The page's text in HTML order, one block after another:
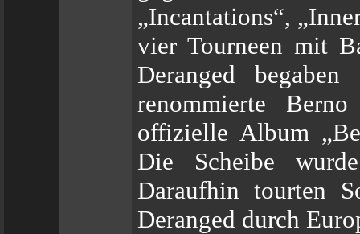
„Incantations“,
vier Tourneen mit
Deranged
renommierte
offizielle Album
Die Scheibe
Daraufhin tourten
Deranged durch